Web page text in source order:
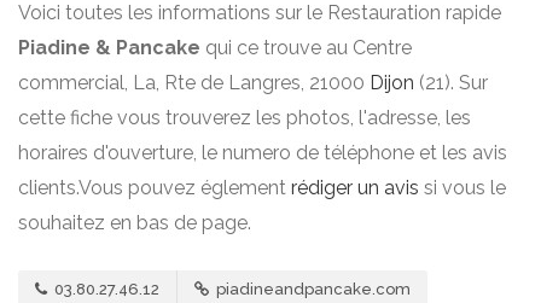
Voici toutes les informations sur le Restauration rapide
Piadine & Pancake qui ce trouve au Centre
commercial, La, Rte de Langres, 21000 Dijon (21). Sur
cette fiche vous trouverez les photos, l'adresse, les
horaires d'ouverture, le numero de téléphone et les avis
clients.Vous pouvez églement rédiger un avis si vous le
souhaitez en bas de page.
03.80.27.46.12 piadineandpancake.com